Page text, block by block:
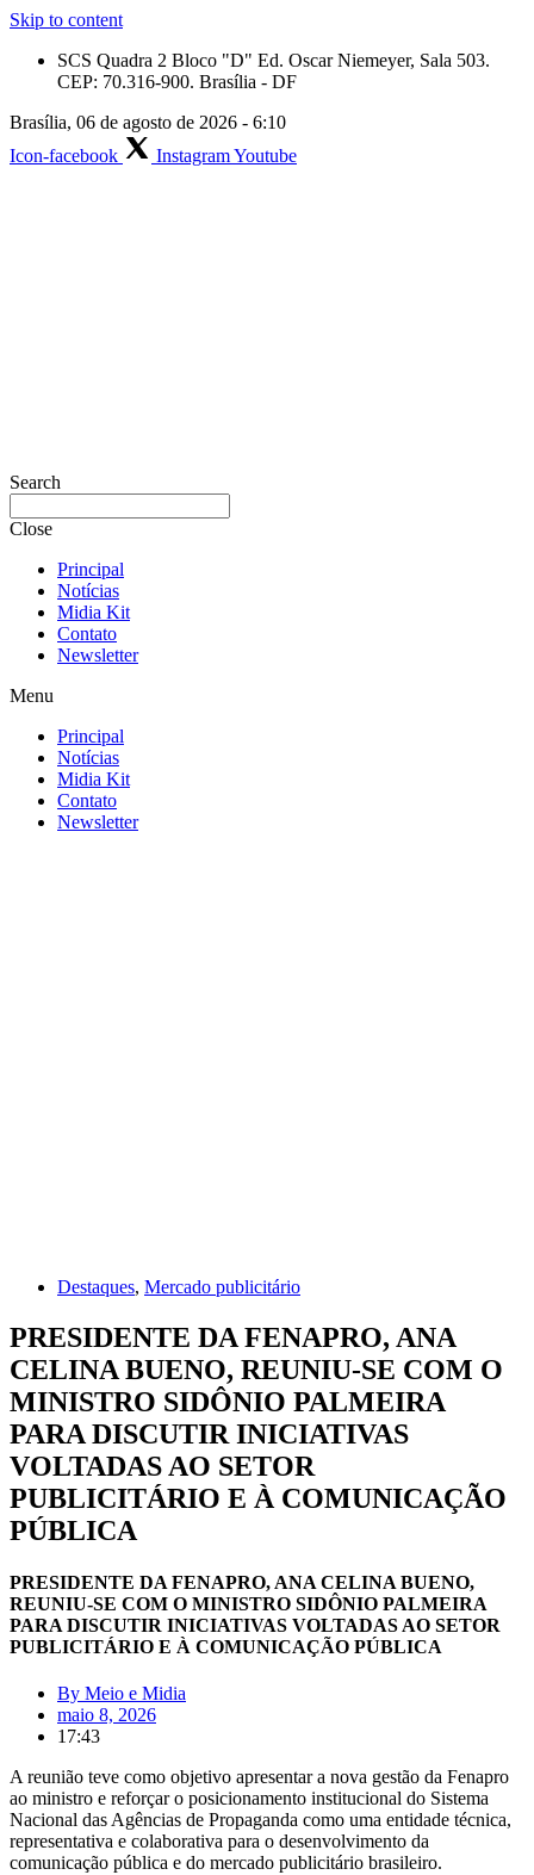
Skip to content
SCS Quadra 2 Bloco "D" Ed. Oscar Niemeyer, Sala 503.
CEP: 70.316-900. Brasília - DF
Brasília, 06 de agosto de 2026 - 6:10
Icon-facebook
InstagramYoutube
Search
Close
Principal
Notícias
Midia Kit
Contato
Newsletter
Menu
Principal
Notícias
Midia Kit
Contato
Newsletter
Destaques, Mercado publicitário
PRESIDENTE DA FENAPRO, ANA
CELINA BUENO, REUNIU-SE COM O
MINISTRO SIDÔNIO PALMEIRA
PARA DISCUTIR INICIATIVAS
VOLTADAS AO SETOR
PUBLICITÁRIO E À COMUNICAÇÃO
PÚBLICA
PRESIDENTE DA FENAPRO, ANA CELINA BUENO,
REUNIU-SE COM O MINISTRO SIDÔNIO PALMEIRA
PARA DISCUTIR INICIATIVAS VOLTADAS AO SETOR
PUBLICITÁRIO E À COMUNICAÇÃO PÚBLICA
By Meio e Midia
maio 8, 2026
17:43
A reunião teve como objetivo apresentar a nova gestão da Fenapro
ao ministro e reforçar o posicionamento institucional do Sistema
Nacional das Agências de Propaganda como uma entidade técnica,
representativa e colaborativa para o desenvolvimento da
comunicação pública e do mercado publicitário brasileiro.